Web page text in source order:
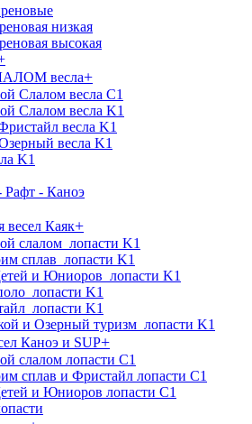
низкая
высокая
весла+
Слалом весла C1
Слалом весла K1
весла K1
весла K1
K1
Рафт - Каноэ
весел Каяк+
слалом_лопасти K1
сплав_лопасти K1
и Юниоров_лопасти K1
K1
K1
и Озерный туризм_лопасти K1
Каноэ и SUP+
слалом лопасти C1
сплав и Фристайл лопасти C1
и Юниоров лопасти C1